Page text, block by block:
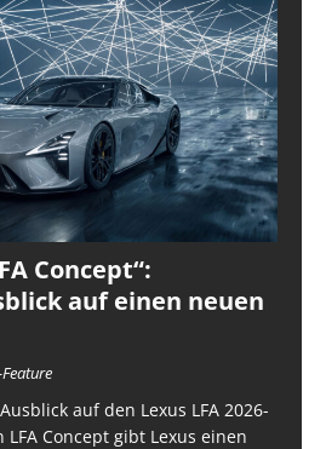
Concept“:
auf einen neuen
auf den Lexus LFA 2026-
Concept gibt Lexus einen